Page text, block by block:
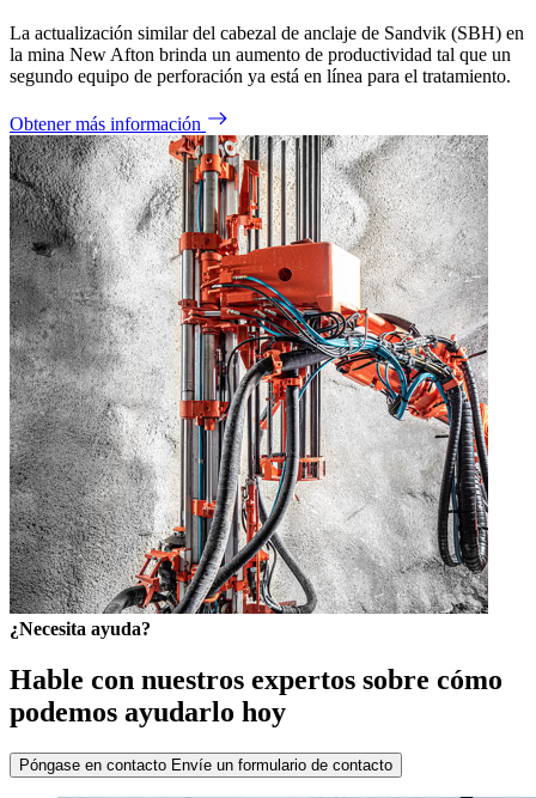
La actualización similar del cabezal de anclaje de Sandvik (SBH) en
la mina New Afton brinda un aumento de productividad tal que un
segundo equipo de perforación ya está en línea para el tratamiento.
Obtener más información
¿Necesita ayuda?
Hable con nuestros expertos sobre cómo
podemos ayudarlo hoy
Póngase en contacto Envíe un formulario de contacto